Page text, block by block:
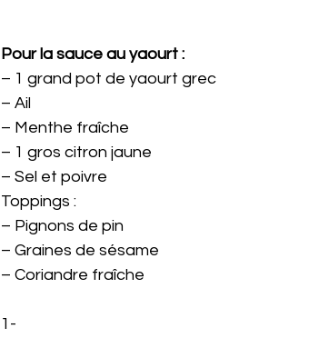
Pour la sauce au yaourt :
– 1 grand pot de yaourt grec
– Ail
– Menthe fraîche
– 1 gros citron jaune
– Sel et poivre
Toppings :
– Pignons de pin
– Graines de sésame
– Coriandre fraîche
1-